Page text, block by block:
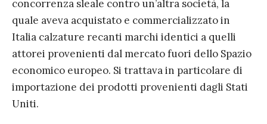
concorrenza sleale contro un’altra società, la
quale aveva acquistato e commercializzato in
Italia calzature recanti marchi identici a quelli
attorei provenienti dal mercato fuori dello Spazio
economico europeo. Si trattava in particolare di
importazione dei prodotti provenienti dagli Stati
Uniti.